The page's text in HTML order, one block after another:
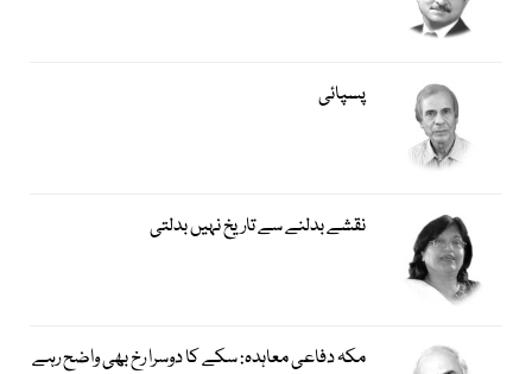
پسپائی
نقشے بدلنے سے تاریخ نہیں بدلتی
مکہ دفاعی معاہدہ: سکے کا دوسرا رخ بھی واضح رہے